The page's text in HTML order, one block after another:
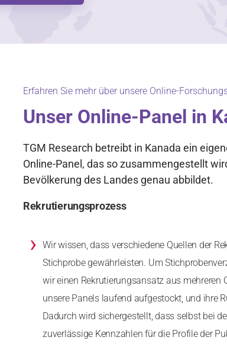
Erfahren Sie mehr über unsere Online-
Unser Online-Panel in
TGM Research betreibt in Kanada ein
Online-Panel, das so zusammengestellt
Bevölkerung des Landes genau abbildet.
Rekrutierungsprozess
› Wir wissen, dass verschiedene Quellen der
Stichprobe gewährleisten. Um
wir einen Rekrutierungsansatz aus mehreren
unsere Panels laufend aufgestockt, und ihre
Dadurch wird sichergestellt, dass selbst bei
zuverlässige Kennzahlen für die Profile der